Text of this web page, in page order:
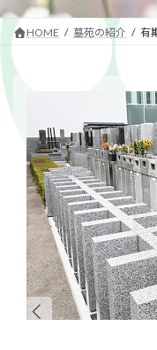
プ
動
HOME 墓苑の紹介 有